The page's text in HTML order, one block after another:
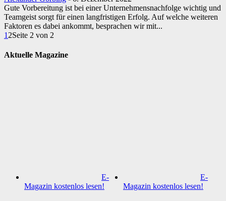
Gute Vorbereitung ist bei einer Unternehmensnachfolge wichtig und
Teamgeist sorgt für einen langfristigen Erfolg. Auf welche weiteren
Faktoren es dabei ankommt, besprachen wir mit...
1 2Seite 2 von 2
Aktuelle Magazine
E-
Magazin kostenlos lesen!
E-
Magazin kostenlos lesen!